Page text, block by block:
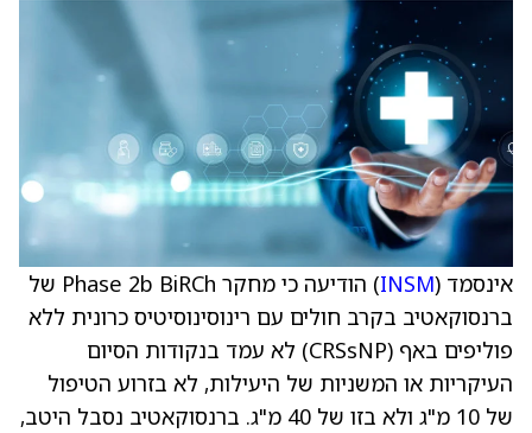
אינסמד (INSM
) הודיעה כי מחקר Phase 2b BiRCh של
ברנסוקאטיב בקרב חולים עם רינוסינוסיטיס כרונית ללא
פוליפים באף (CRSsNP) לא עמד בנקודות הסיום
העיקריות או המשניות של היעילות, לא בזרוע הטיפול
של 10 מ"ג ולא בזו של 40 מ"ג. ברנסוקאטיב נסבל היטב,